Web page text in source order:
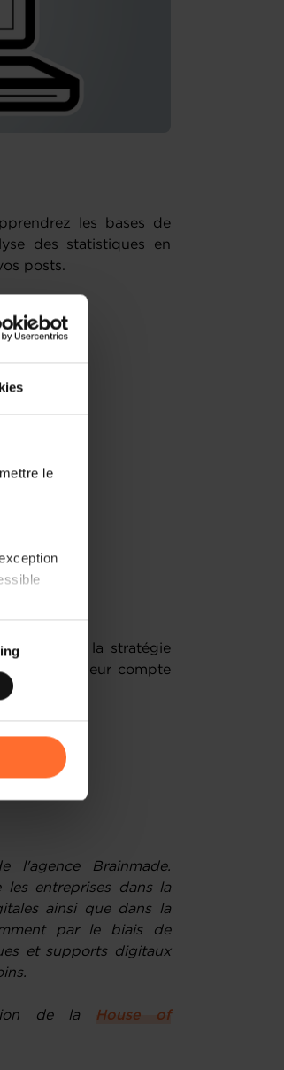
le
en
les bases de
des statistiques en
posts.
dans la stratégie
renforcer leur compte
Brainmade.
les entreprises dans la
ainsi que dans la
par le biais de
et supports digitaux
de la House of